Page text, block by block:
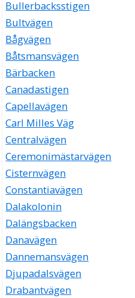
Bullerbacksstigen
Bultvägen
Bågvägen
Båtsmansvägen
Bärbacken
Canadastigen
Capellavägen
Carl Milles Väg
Centralvägen
Ceremonimästarvägen
Cisternvägen
Constantiavägen
Dalakolonin
Dalängsbacken
Danavägen
Dannemansvägen
Djupadalsvägen
Drabantvägen